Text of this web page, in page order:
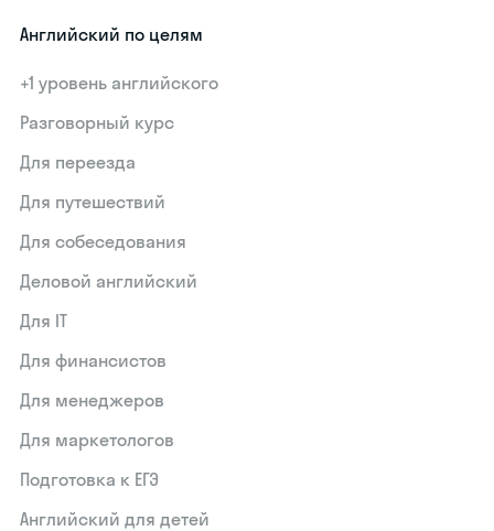
Английский по целям
+1 уровень английского
Разговорный курс
Для переезда
Для путешествий
Для собеседования
Деловой английский
Для IT
Для финансистов
Для менеджеров
Для маркетологов
Подготовка к ЕГЭ
Английский для детей